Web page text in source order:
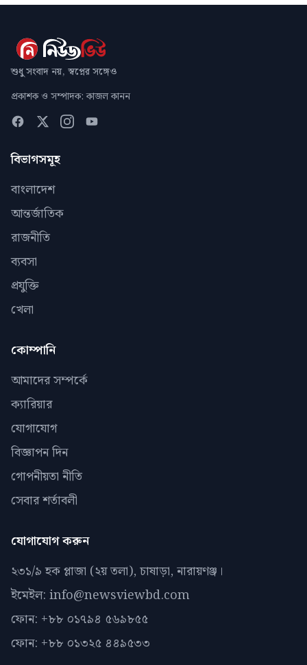
শুধু সংবাদ নয়, স্বপ্নের সঙ্গেও
প্রকাশক ও সম্পাদক: কাজল কানন
বিভাগসমূহ
বাংলাদেশ
আন্তর্জাতিক
রাজনীতি
ব্যবসা
প্রযুক্তি
খেলা
কোম্পানি
আমাদের সম্পর্কে
ক্যারিয়ার
যোগাযোগ
বিজ্ঞাপন দিন
গোপনীয়তা নীতি
সেবার শর্তাবলী
যোগাযোগ করুন
২৩১/৯ হক প্লাজা (২য় তলা), চাষাড়া, নারায়ণঞ্জ।
ইমেইল: info@newsviewbd.com
ফোন: +৮৮ ০১৭৯৪ ৫৬৯৮৫৫
ফোন: +৮৮ ০১৩২৫ ৪৪৯৫৩৩